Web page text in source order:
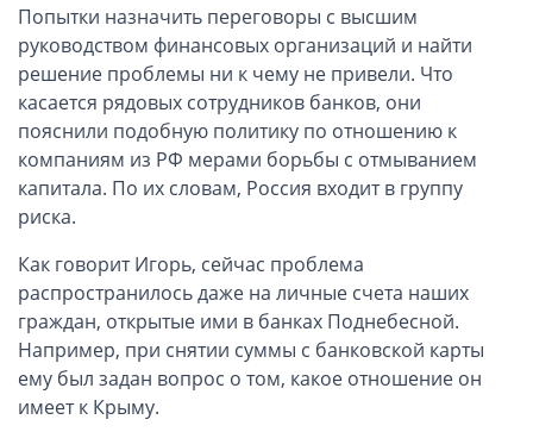
Оффшоры в Белизе
Оффшоры на БВО (BVI)
Оффшоры на Маршалловых Островах
Оффшоры в Панаме
Финансовая отчетность
Ликвидация зарубежных компаний
Открытие счёта
Открытие счета в платежной системе
Мерчант аккаунт
Попытки назначить переговоры с высшим
руководством финансовых организаций и найти
решение проблемы ни к чему не привели. Что
касается рядовых сотрудников банков, они
пояснили подобную политику по отношению к
компаниям из РФ мерами борьбы с отмыванием
капитала. По их словам, Россия входит в группу
риска.
Как говорит Игорь, сейчас проблема
распространилось даже на личные счета наших
граждан, открытые ими в банках Поднебесной.
Например, при снятии суммы с банковской карты
ему был задан вопрос о том, какое отношение он
имеет к Крыму.